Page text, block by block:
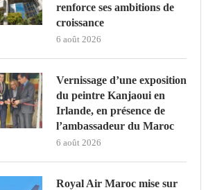
renforce ses ambitions de
croissance
6 août 2026
Vernissage d’une exposition
du peintre Kanjaoui en
Irlande, en présence de
l’ambassadeur du Maroc
6 août 2026
Royal Air Maroc mise sur